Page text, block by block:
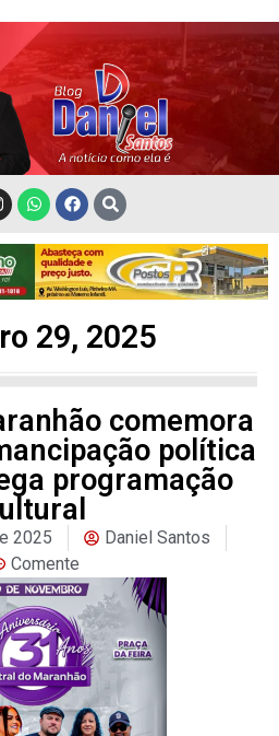
29, 2025
comemora
política
programação
2025
Daniel Santos
Comente